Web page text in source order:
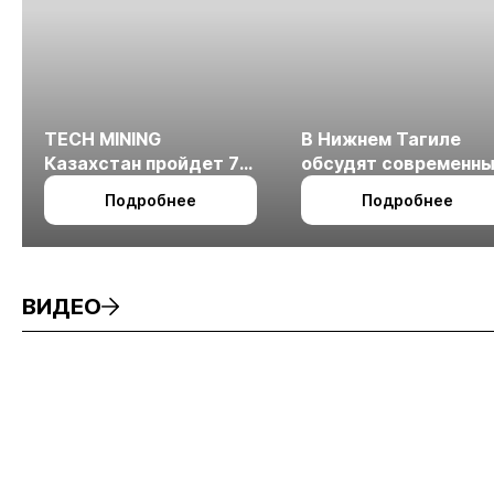
TECH MINING
Казахстан пройдет 7
октября в Алматы
Подробнее
В Нижнем Тагиле
обсудят
технологии
измельчения
Подробнее
ВИДЕО